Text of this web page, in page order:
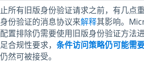
所有旧版身份验证请求之前，有几点
份验证的消息协议来解释其影响。
置排除仍需要使用旧版身份验证方法
合规性要求， 条件访问策略仍可能需
然可被接受。